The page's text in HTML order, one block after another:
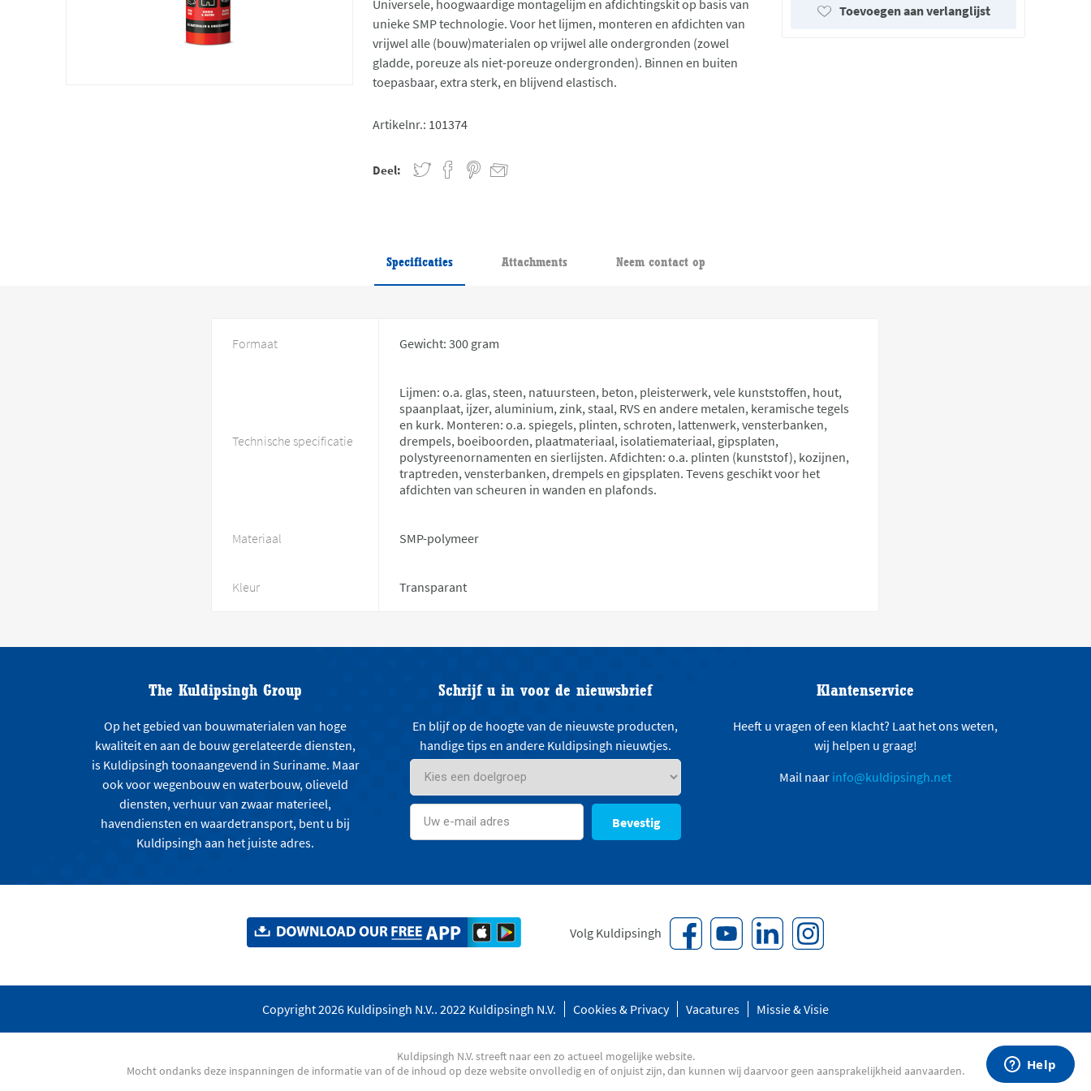
Universele, hoogwaardige montagelijm en afdichtingskit op basis van
unieke SMP technologie. Voor het lijmen, monteren en afdichten van
vrijwel alle (bouw)materialen op vrijwel alle ondergronden (zowel
gladde, poreuze als niet-poreuze ondergronden). Binnen en buiten
toepasbaar, extra sterk, en blijvend elastisch.
Artikelnr.: 101374
Deel:
Toevoegen aan verlanglijst
Specificaties Attachments Neem contact op
Formaat Gewicht: 300 gram
Technische specificatie
Lijmen: o.a. glas, steen, natuursteen, beton, pleisterwerk, vele kunststoffen, hout,
spaanplaat, ijzer, aluminium, zink, staal, RVS en andere metalen, keramische tegels
en kurk. Monteren: o.a. spiegels, plinten, schroten, lattenwerk, vensterbanken,
drempels, boeiboorden, plaatmateriaal, isolatiemateriaal, gipsplaten,
polystyreenornamenten en sierlijsten. Afdichten: o.a. plinten (kunststof), kozijnen,
traptreden, vensterbanken, drempels en gipsplaten. Tevens geschikt voor het
afdichten van scheuren in wanden en plafonds.
Materiaal SMP-polymeer
Kleur Transparant
The Kuldipsingh Group
Op het gebied van bouwmaterialen van hoge
kwaliteit en aan de bouw gerelateerde diensten,
is Kuldipsingh toonaangevend in Suriname. Maar
ook voor wegenbouw en waterbouw, olieveld
diensten, verhuur van zwaar materieel,
havendiensten en waardetransport, bent u bij
Kuldipsingh aan het juiste adres.
Schrijf u in voor de nieuwsbrief
En blijf op de hoogte van de nieuwste producten,
handige tips en andere Kuldipsingh nieuwtjes.
Bevestig
Klantenservice
Heeft u vragen of een klacht? Laat het ons weten,
wij helpen u graag!
Mail naar info@kuldipsingh.net
Volg Kuldipsingh
Copyright 2026 Kuldipsingh N.V.. 2022 Kuldipsingh N.V. Cookies & Privacy Vacatures Missie & Visie
Kuldipsingh N.V. streeft naar een zo actueel mogelijke website.
Mocht ondanks deze inspanningen de informatie van of de inhoud op deze website onvolledig en of onjuist zijn, dan kunnen wij daarvoor geen aansprakelijkheid aanvaarden.